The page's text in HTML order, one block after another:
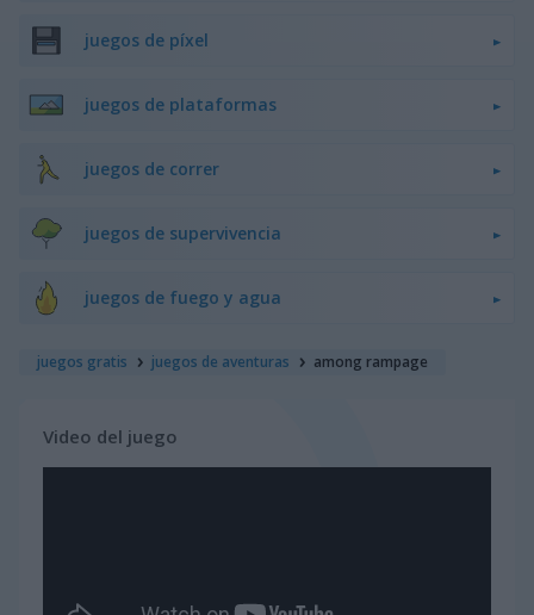
juegos de píxel
juegos de plataformas
juegos de correr
juegos de supervivencia
juegos de fuego y agua
juegos gratis juegos de aventuras among rampage
Video del juego